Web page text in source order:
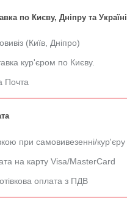
по Києву, Дніпру та Україні
(Київ, Дніпро)
кур'єром по Києву.
Почта
при самовивезенні/кур'єру
на карту Visa/MasterCard
оплата з ПДВ